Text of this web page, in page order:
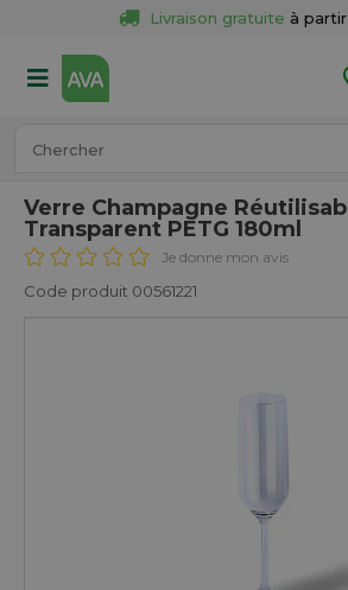
Livraison gratuite à
50
Verre Champagne
Transparent PETG 180ml
Je donne mon avis
Code produit 00561221